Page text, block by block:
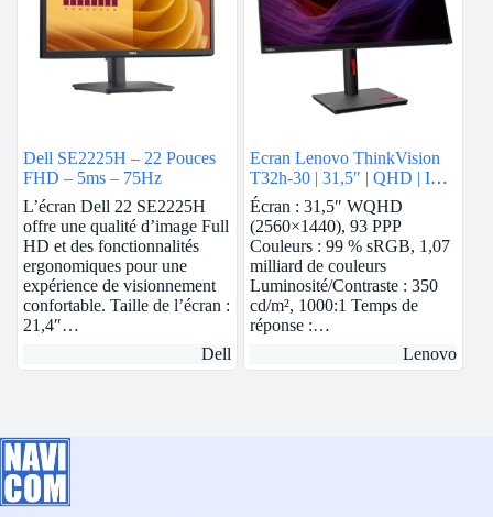
Dell SE2225H – 22 Pouces
FHD – 5ms – 75Hz
L’écran Dell 22 SE2225H
offre une qualité d’image Full
HD et des fonctionnalités
ergonomiques pour une
expérience de visionnement
confortable. Taille de l’écran :
21,4″…
Dell
Ecran Lenovo ThinkVision
T32h-30 | 31,5″ | QHD | IPS
| Hauteur réglable
Écran : 31,5″ WQHD
(2560×1440), 93 PPP
Couleurs : 99 % sRGB, 1,07
milliard de couleurs
Luminosité/Contraste : 350
cd/m², 1000:1 Temps de
réponse :…
Lenovo